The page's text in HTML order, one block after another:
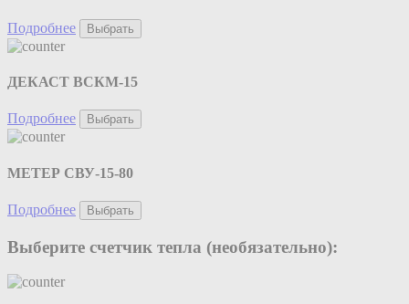
Подробнее Выбрать
ДЕКАСТ ВСКМ-15
Подробнее Выбрать
МЕТЕР СВУ-15-80
Подробнее Выбрать
Выберите счетчик тепла (необязательно):